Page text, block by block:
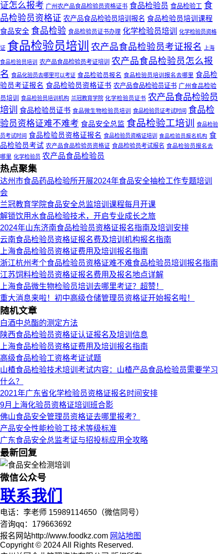
证怎么报考 广州农产品食品检验员资格证书 食品检验员 食品检验工 食
品检验员资格证 农产品食品检验员培训报名 食品检验员培训课程
食品安全 食品检验 食品检验员证书办理 化学检验员培训 化学检验员资格
证 食品检验员培训 农产品食品检验员考证报名 上海
食品检验员培训 农产品食品检验员考证培训 农产品食品检验员怎么报
名 食品化验员去哪里可以考证 食品检验员报名 食品检验员培训报名去哪里 食品检
验员考证报名 食品检验员资格证书 农产品食品检验员证书 广州食品检验
员培训
食品检验员培训机构 兰冠教育学院 化学检验员证书 农产品食品检验员
培训
食品检验员证书 食品微生物检验员培训 食品检验员证考试时间 食品检
验员资格证难不难考 食品安全总监 食品检验工培训
食品检验
员考试时间 食品检验员资格证报名 食品检验员资格证培训 食品检验员报名机构 食
品检验员考试 农产品食品检验员资格证 食品检验员考试报名 食品检验员报名去
哪里 化学检验员 农产品食品检验员
热点聚集
达州市食品药品检验所开展2024年食品安全抽检工作专题培训
会
兰冠教育学院食品安全总监培训课程每月开课
解锁饮用水食品检验技术，开启专业成长之旅
2024年山东济南食品检验员资格证报名指南及培训安排
云南食品检验员资格证报名费及培训机构报名指南
上海食品检验员资格证费用及培训报名指南
浙江杭州考个食品检验员资格证难不难食品检验员培训报名指南
江苏饲料检验员资格证报名费用及报名地点详解
上海食品微生物检验员培训去哪里考证？超赞！
重大消息来啦！初中高级仓储管理员资格证开始报名啦！
随机文章
白酒中总酯的测定方法
陕西食品检验员资格证认证报名及培训信息
上海食品检验员资格证费用及培训报名指南
高级食品检验工资格考证试题
山楂食品检验技术培训考试内容：山楂产品食品检验员需要学习
什么？
2021年广东省化学检验员资格证报名时间安排
9月上海化验员资格证培训班合影
佛山食品安全管理员资格证去哪里报考？
产品安全性能检验工技术等级标准
广东食品安全总监考证与招投标应用全攻略
最新回复
微信公众号
联系我们
电话：李老师 15989114650（微信同号）
咨询qq：179663692
报名网站http://www.foodkz.com 网站地图
Copyright © 2024 All Rights Reserved.